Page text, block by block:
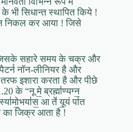
भी सिधान्त स्थापित किये !
निकल कर आया ! जिसे
जिसके सहारे समय के चक्र और
नॉन-लीनियर है और
इशारा करता है और पीछे
के “नू मे॒ ब्रह्मा॑ण्यग्न॒
आ ते॑ यू॒यं पा॑त
का जिक्र आता है !